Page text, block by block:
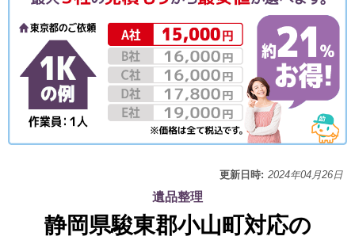
更新日時: 2024年04月26日
遺品整理
静岡県駿東郡小山町対応の